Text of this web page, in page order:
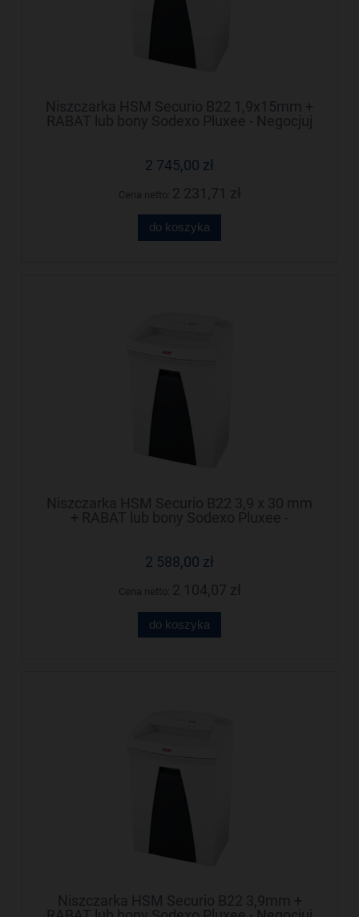
Niszczarka HSM Securio B22 1,9x15mm +
RABAT lub bony Sodexo Pluxee - Negocjuj
2 745,00 zł
do koszyka
Niszczarka HSM Securio B22 3,9 x 30 mm
+ RABAT lub bony Sodexo Pluxee -
2 588,00 zł
do koszyka
Niszczarka HSM Securio B22 3,9mm +